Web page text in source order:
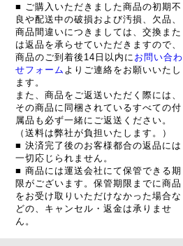
■ ご購入いただきました商品の初期不
良や配送中の破損および汚損、欠品、
商品間違いにつきましては、交換また
は返品を承らせていただきますので、
商品のご到着後14日以内に お問い合わ
せフォーム よりご連絡をお願いいたし
ます。
また、商品をご返送いただく際には、
その商品に同梱されているすべての付
属品も必ず一緒にご返送ください。
（送料は弊社が負担いたします。）
■ 決済完了後のお客様都合の返品には
一切応じられません。
■ 商品には運送会社にて保管できる期
限がございます。保管期限までに商品
をお受け取りいただけなかった場合な
どの、キャンセル・返金は承りませ
ん。